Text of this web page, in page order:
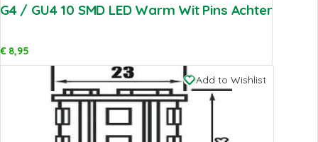
G4 / GU4 10 SMD LED Warm Wit Pins Achter
€8,95
Add to Wishlist